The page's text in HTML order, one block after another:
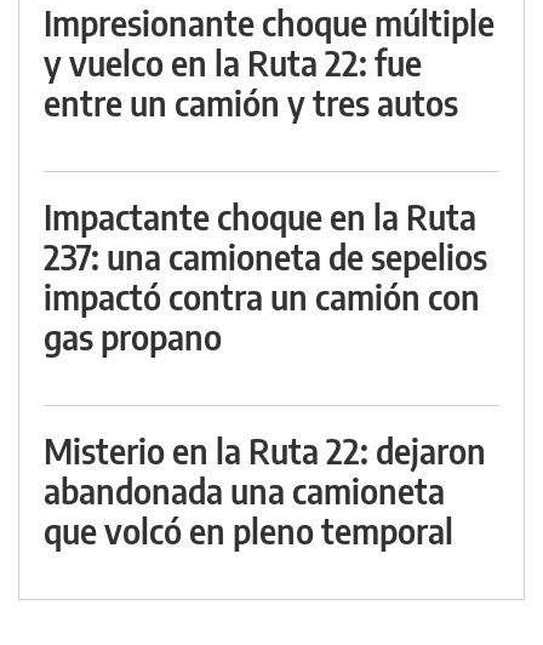
Impresionante choque múltiple
y vuelco en la Ruta 22: fue
entre un camión y tres autos
Impactante choque en la Ruta
237: una camioneta de sepelios
impactó contra un camión con
gas propano
Misterio en la Ruta 22: dejaron
abandonada una camioneta
que volcó en pleno temporal